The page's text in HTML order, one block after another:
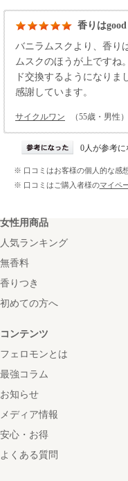
香りはgood
バニラムスクより、香り
ムスクのほうが上ですね
ド交換するようになりま
感謝しています。
サイクルワン （55歳・男性）
0人が参考
※ 口コミはお客様の個人的な感
※ 口コミはご購入者様のマイペ
女性用商品
人気ランキング
無香料
香りつき
初めての方へ
コンテンツ
フェロモンとは
最強コラム
お知らせ
メディア情報
安心・お得
よくある質問